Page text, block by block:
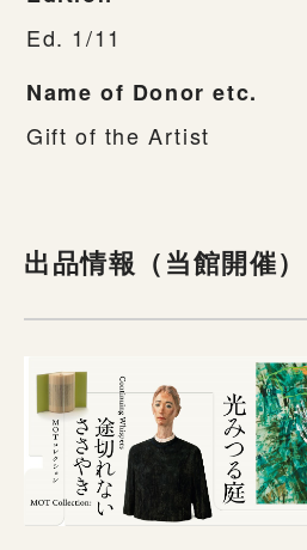
Ed. 1/11
Name of Donor etc.
Gift of the Artist
出品情報（当館開催）